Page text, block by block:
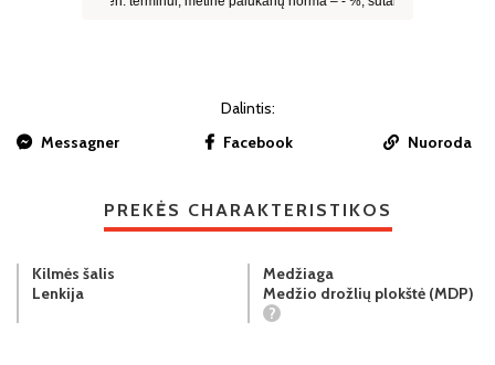
Dalintis:
Messagner
Facebook Nuoroda
PREKĖS CHARAKTERISTIKOS
Kilmės šalis
Lenkija
Medžiaga
Medžio drožlių plokštė (MDP)
?